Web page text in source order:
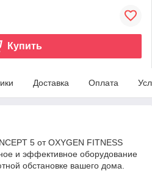
Купить
Доставка Оплата
5 от OXYGEN FITNESS
и эффективное оборудование
обстановке вашего дома.